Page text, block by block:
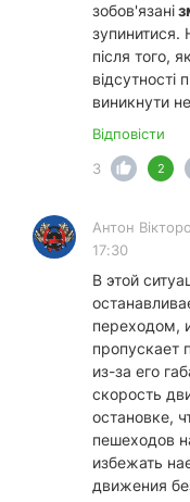
зобов'язані
після того,
виникнути
Відповісти
3
2
Антон
17:30
В этой
переходом,
пропускает
из-за его
скорость
остановке,
пешеходов
избежать
движения